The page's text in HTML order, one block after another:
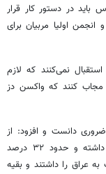
در دستور کار قرار
اولیا مربیان برای
نمی‌کنند که لازم
مجاب کنند که واکسن دز
ضروری دانست و افزود: از
سوی دیگر بیماری در استان‌های غربی کشور شیوع داشته و حدود ۳۲ درصد
عراق را داشتند و بقیه